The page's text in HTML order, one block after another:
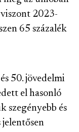
2023-
65 százalék
50. jövedelmi
el hasonló
szegényebb és
jelentősen